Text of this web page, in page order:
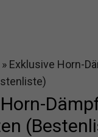
» Exklusive Horn-